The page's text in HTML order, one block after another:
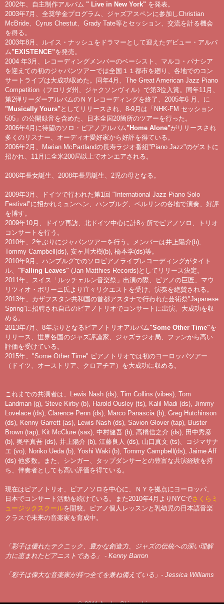
2002年、自主制作アルバム " Live in New York" を発表。
2003年7月、全奨学金プログラム、ジャズアスペンに参加しChristian
McBride、Cyrus Chestut、Grady Tate等とセッション、交流を計る機会
を得る。
2003年8月、ルイス・ナッシュをドラマーとして迎えたデビュー・アルバ
ム"EXISTENCE"を発売。
2004 年3月、レコーディングメンバーのベーシスト、マルコ・パナシア
を迎えての初のジャパンツアーでは全国１１都市を廻り、各地でのコン
サートライブは大成功収めた。同年4月、The Great American Jazz Piano
Competition（フロリダ州、ジャクソンヴィル）で第3位入賞。同年11月、
第2弾リーダーアルバムのＮＹレコーディングを終了、2005年6 月、に
"Musically Yours"としてリリースされ、8-9月は「NHK-FM セッション
505」の公開録音を含めた、日本全国20箇所のツアーを行った。
2006年4月に待望のソロ・ピアノアルバム"Home Alone"がリリースされ
多くのリスナー、オーディオ愛好家から好評を得ている。
2006年2月、Marian McPartlandの長寿ラジオ番組"Piano Jazz"のゲストに
招かれ、11月に全米200局以上でオンエアされる。
2006年長女誕生、2008年長男誕生、2児の母となる。
2009年3月、ドイツで行われた第1回 "International Jazz Piano Solo
Festival"に招かれミュンヘン、ハンブルグ、ベルリンの各地で演奏、好評
を博す。
2009年10月、ドイツ再訪、北ドイツ中心に計8ヶ所でピアノソロ、トリオ
コンサートを行う。
2010年、2年ぶりにジャパンツアーを行う。メンバーは井上陽介(b),
Tommy Campbell(ds), 安ヶ川大樹(b), 橋本学(ds)等。
2010年9月、ハンブルグでのソロピアノライブレコーディングがタイト
ル、 "Falling Leaves" (Jan Matthies Records)としてリリース決定。
2011年、スイス「ルッチェルン音楽祭」出演の際、ピアノの巨匠、マウ
リツィオ・ポリーニ氏より直々リクエストを受け、演奏を絶賛される。
2013年、カザフスタン共和国の首都アスタナで行われた芸術祭"Japanese
Spring”に招聘され自己のピアノトリオでコンサートに出演、大成功を収
める。
2013年7月、8年ぶりとなるピアノトリオアルバム"Some Other Time"を
リリース、世界各国のジャズ評論家、ジャズラジオ局、ファンから高い
評価を受けている。
2015年、"Some Other Time" ピアノトリオでは初のヨーロッパツアー
（ドイツ、オーストリア、クロアチア）を大成功に収める。
これまでの共演者は、Lewis Nash (ds), Tim Collins (vibes), Tom
Landman (g), Steve Kirby (b), Harold Ousley (ts), Kalil Madi (ds), Jimmy
Lovelace (ds), Clarence Penn (ds), Marco Panascia (b), Greg Hutchinson
(ds), Kenny Garrett (as), Lewis Nash (ds), Savion Glover (tap), Buster
Brown (tap), Kit McClure (sax), 中村健吾 (b), 高橋信之介 (ds), 田中秀彦
(b), 奥平真吾 (ds), 井上陽介 (b), 江藤良人 (ds), 山口真文 (ts)、コジマサナ
エ (vo), Noriko Ueda (b), Yoshi Waki (b), Tommy Campbell(ds), Jaime Aff
(ds) 他多数。また、シンガー、タップダンサーとの豊富な共演経験を持
ち、伴奏者としても高い評価を得ている。
現在はピアノトリオ、ピアノソロを中心に、ＮＹを拠点にヨーロッパ、
日本でコンサート活動を続けている。また2010年4月よりNYCでさくらミ
ュージックスクールを開校。ピアノ個人レッスンと乳幼児の日本語音楽
クラスで未来の音楽家を育成中。
「彩子は優れたテクニック、豊かな創造力、ジャズの伝統への深い理解
力に恵まれたピアニストである」 - Kenny Barron
「彩子は偉大な音楽家が持つ全てを兼ね備えている」- Jessica Williams